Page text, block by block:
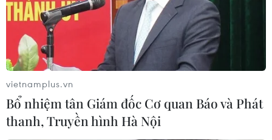
Próh có nhóm thợ đang thi công đắp bao cát, chặn
ngang khe suối cấp nước cho hồ Próh.
vietnamplus.vn
Bổ nhiệm tân Giám đốc Cơ quan Báo và Phát
thanh, Truyền hình Hà Nội